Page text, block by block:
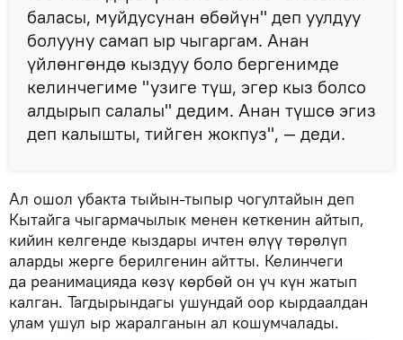
баласы, муйдусунан өбөйүн" деп уулдуу
болууну самап ыр чыгаргам. Анан
үйлөнгөндө кыздуу боло бергенимде
келинчегиме "узиге түш, эгер кыз болсо
алдырып салалы" дедим. Анан түшсө эгиз
деп калышты, тийген жокпуз", — деди.
Ал ошол убакта тыйын-тыпыр чогултайын деп
Кытайга чыгармачылык менен кеткенин айтып,
кийин келгенде кыздары ичтен өлүү төрөлүп
аларды жерге берилгенин айтты. Келинчеги
да реанимацияда көзү көрбөй он үч күн жатып
калган. Тагдырындагы ушундай оор кырдаалдан
улам ушул ыр жаралганын ал кошумчалады.